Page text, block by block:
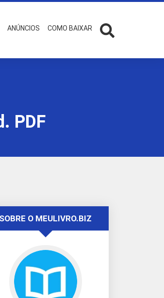
ANÚNCIOS COMO BAIXAR
PDF
SOBRE O MEULIVRO.BIZ